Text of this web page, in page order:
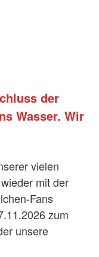
der
Wasser. Wir
vielen
mit der
Fans
zum
unsere